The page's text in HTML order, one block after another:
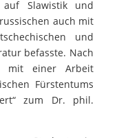
Slawistik und
auch mit
und
befasste. Nach
mit einer Arbeit
Fürstentums
zum Dr. phil.